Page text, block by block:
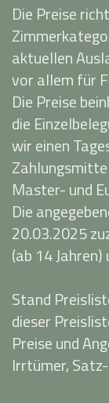
Die Preise
aktuellen
vor allem für
Die Preise
die
wir einen
Master- und
Die
20.03.2025
(ab 14
Stand
dieser
Preise und
Irrtümer,